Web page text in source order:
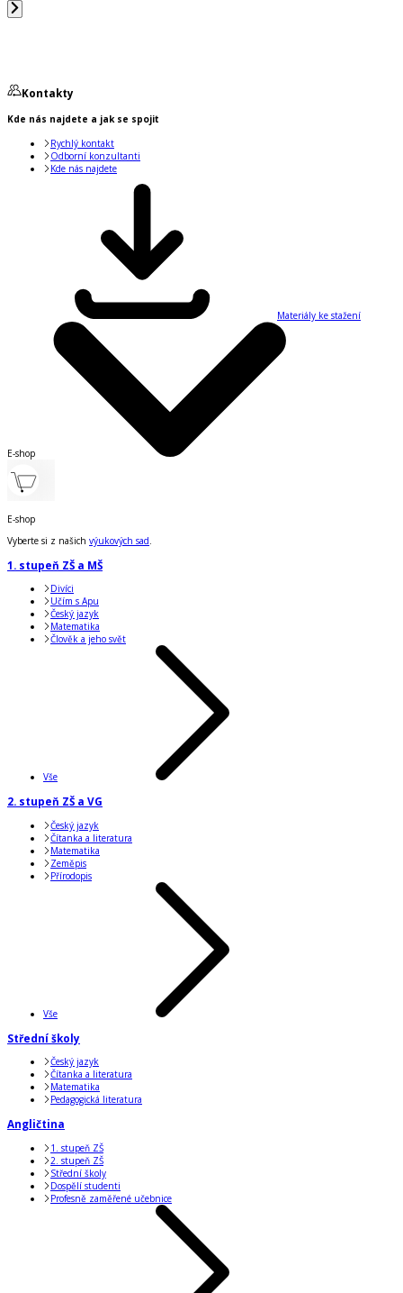
Kontakty
Kde nás najdete a jak se spojit
Rychlý kontakt
Odborní konzultanti
Kde nás najdete
Materiály ke stažení
E-shop
E-shop
Vyberte si z našich výukových sad.
1. stupeň ZŠ a MŠ
Divíci
Učím s Apu
Český jazyk
Matematika
Člověk a jeho svět
Vše
2. stupeň ZŠ a VG
Český jazyk
Čítanka a literatura
Matematika
Zeměpis
Přírodopis
Vše
Střední školy
Český jazyk
Čítanka a literatura
Matematika
Pedagogická literatura
Angličtina
1. stupeň ZŠ
2. stupeň ZŠ
Střední školy
Dospělí studenti
Profesně zaměřené učebnice